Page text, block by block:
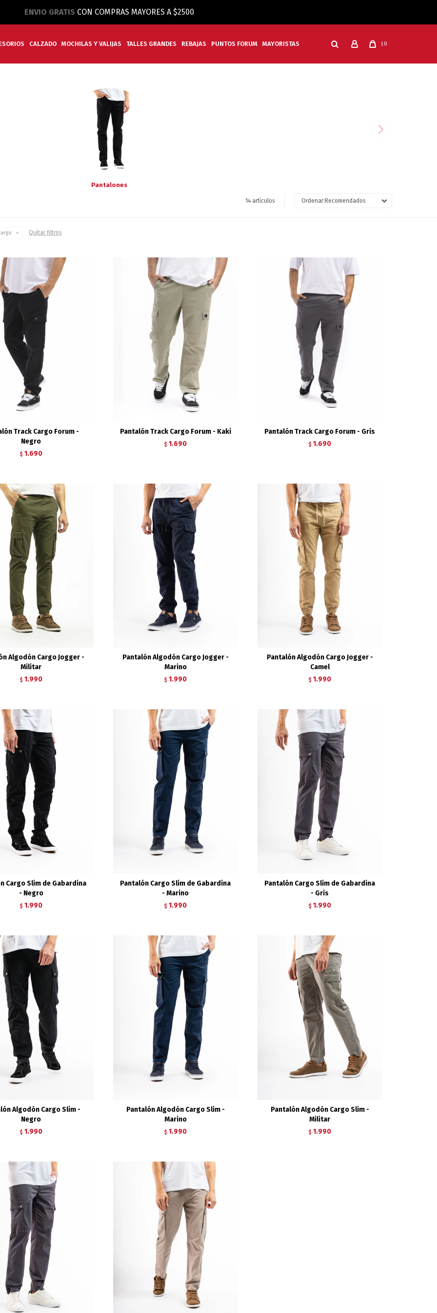
ENVIO GRATIS CON COMPRAS MAYORES A $2500
CALZADO MOCHILAS Y VALIJAS TALLES GRANDES REBAJAS PUNTOS FORUM MAYORISTAS $ 0
Pantalones
14 artículos Recomendados
Quitar filtros
Track Cargo Forum -
Negro
$ 1.690
Pantalón Track Cargo Forum - Kaki
$ 1.690
Pantalón Track Cargo Forum - Gris
$ 1.690
Algodón Cargo Jogger -
Militar
$ 1.990
Pantalón Algodón Cargo Jogger -
Marino
$ 1.990
Pantalón Algodón Cargo Jogger -
Camel
$ 1.990
Cargo Slim de Gabardina
- Negro
$ 1.990
Pantalón Cargo Slim de Gabardina
- Marino
$ 1.990
Pantalón Cargo Slim de Gabardina
- Gris
$ 1.990
Algodón Cargo Slim -
Negro
$ 1.990
Pantalón Algodón Cargo Slim -
Marino
$ 1.990
Pantalón Algodón Cargo Slim -
Militar
$ 1.990